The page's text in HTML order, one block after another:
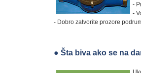
-
-
- Dobro zatvorite prozore
● Šta biva ako se na